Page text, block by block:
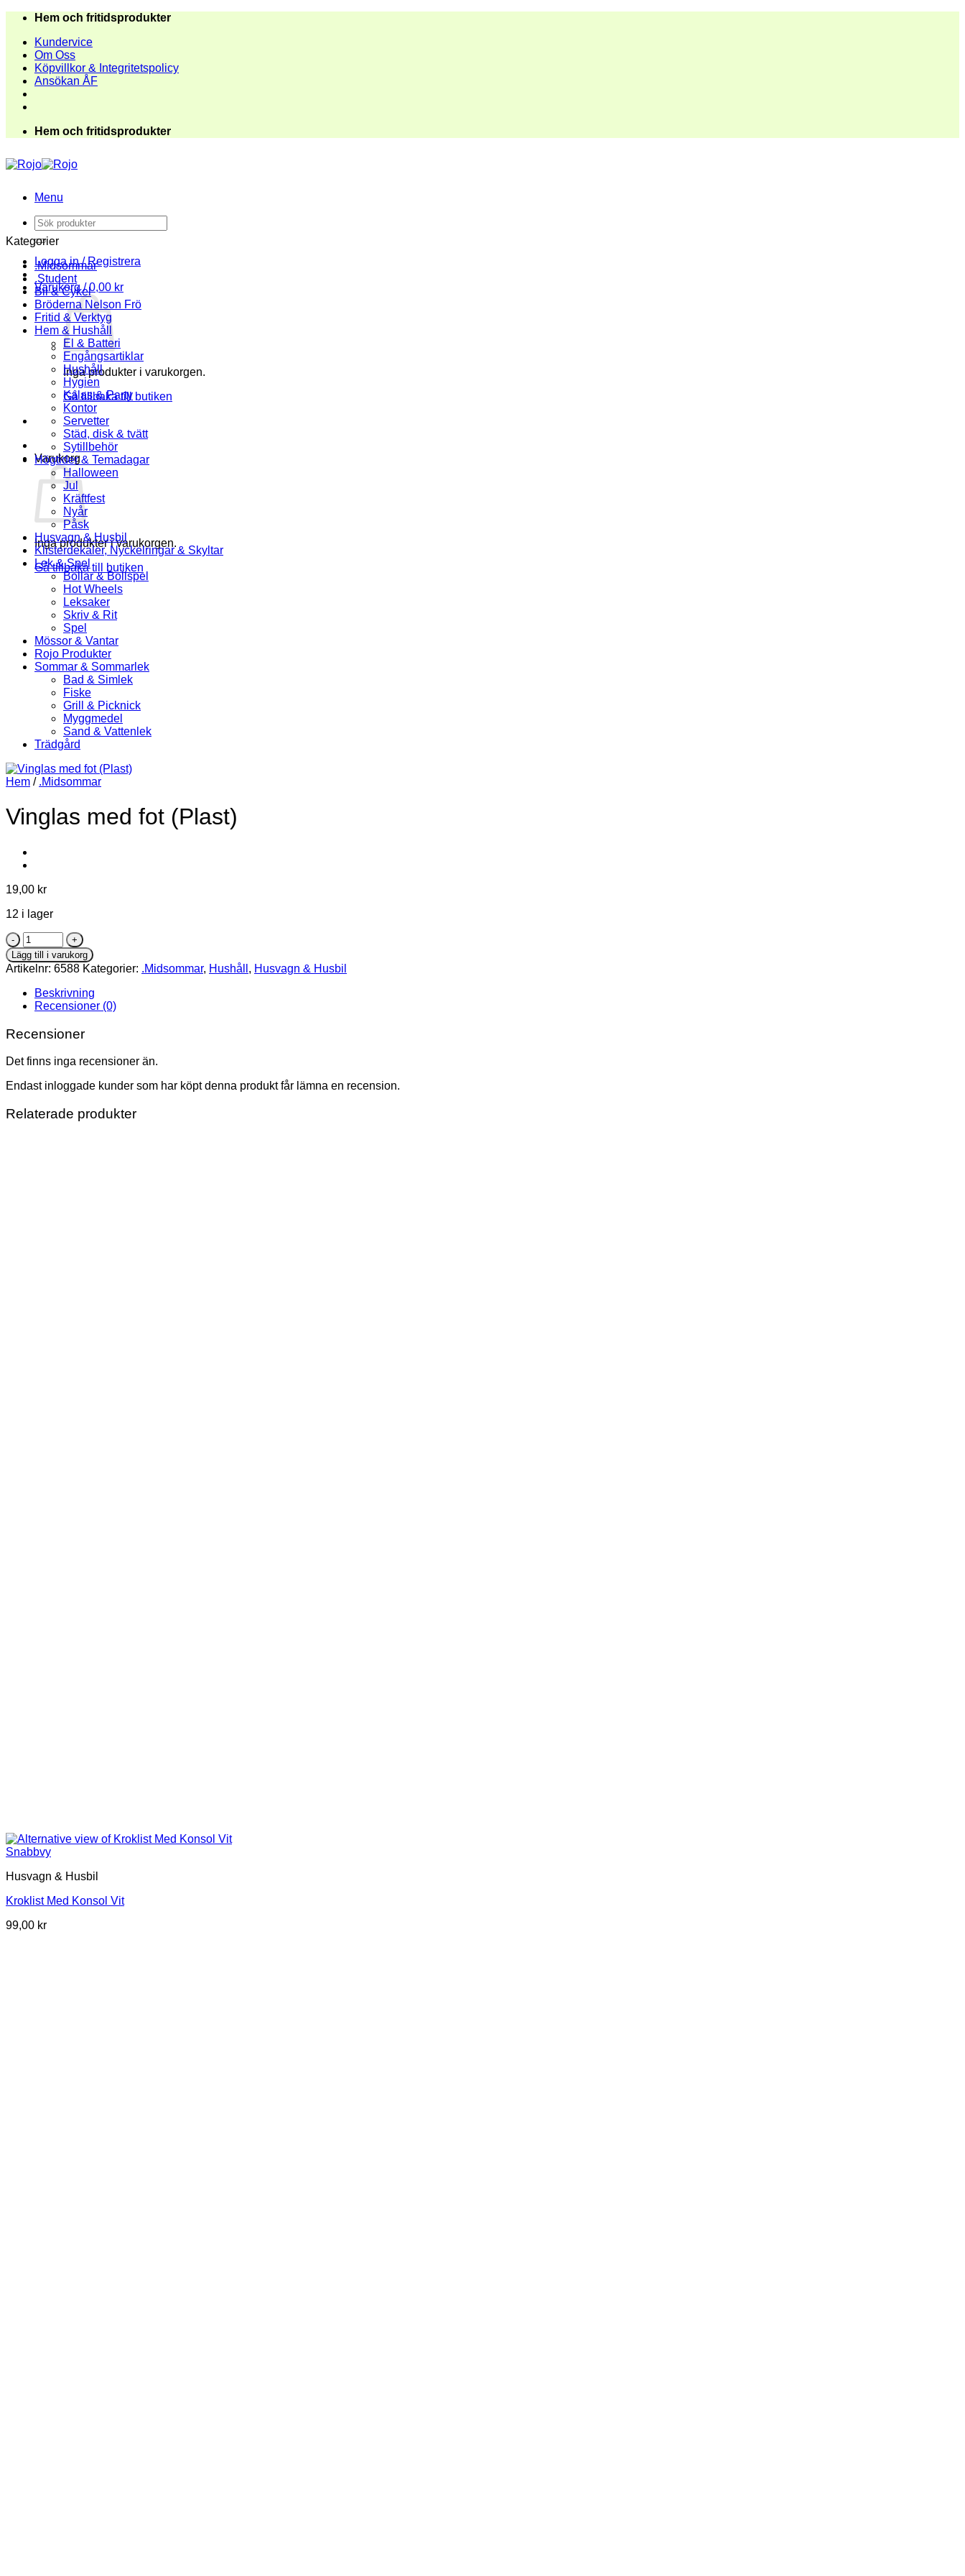
Skip
content
Hem och fritidsprodukter
Kundervice
Om Oss
Köpvillkor & Integritetspolicy
Ansökan ÅF
Hem och fritidsprodukter
Menu
Sök
efter:
Logga in / Registrera
Varukorg /0,00 kr
Inga produkter i varukorgen.
Gå tillbaka till butiken
Varukorg
Inga produkter i varukorgen.
Gå tillbaka till butiken
Kategorier
.Midsommar
.Student
Bil & Cykel
Bröderna Nelson Frö
Fritid & Verktyg
Hem & Hushåll
El & Batteri
Engångsartiklar
Hushåll
Hygien
Kalas & Party
Kontor
Servetter
Städ, disk & tvätt
Sytillbehör
Högtider & Temadagar
Halloween
Jul
Kräftfest
Nyår
Påsk
Husvagn & Husbil
Klisterdekaler, Nyckelringar & Skyltar
Lek & Spel
Bollar & Bollspel
Hot Wheels
Leksaker
Skriv & Rit
Spel
Mössor & Vantar
Rojo Produkter
Sommar & Sommarlek
Bad & Simlek
Fiske
Grill & Picknick
Myggmedel
Sand & Vattenlek
Trädgård
Hem / .Midsommar
Vinglas med fot (Plast)
19,00 kr
12 i lager
Vinglas
med
fot
(Plast)
mängd
Lägg till i varukorg
Artikelnr: 6588 Kategorier: .Midsommar, Hushåll , Husvagn & Husbil
Beskrivning
Recensioner (0)
Recensioner
Det finns inga recensioner än.
Endast inloggade kunder som har köpt denna produkt får lämna en recension.
Relaterade produkter
Snabbvy
Husvagn & Husbil
Kroklist Med Konsol Vit
99,00 kr